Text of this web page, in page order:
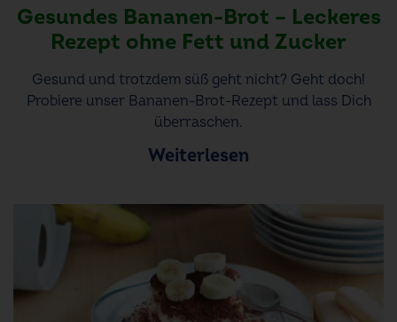
Gesundes Bananen-Brot – Leckeres
Rezept ohne Fett und Zucker
Gesund und trotzdem süß geht nicht? Geht doch!
Probiere unser Bananen-Brot-Rezept und lass Dich
überraschen.
Weiterlesen